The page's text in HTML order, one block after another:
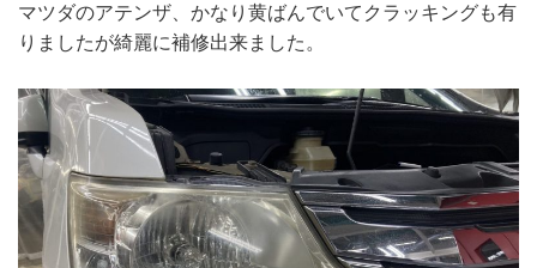
マツダのアテンザ、かなり黄ばんでいてクラッキングも有
りましたが綺麗に補修出来ました。